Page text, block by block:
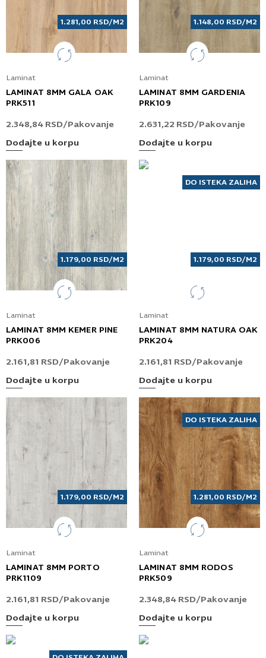
1.281,00 RSD/M2
Laminat
LAMINAT 8MM GALA OAK
PRK511
2.348,84 RSD/Pakovanje
Dodajte u korpu
1.148,00 RSD/M2
Laminat
LAMINAT 8MM GARDENIA
PRK109
2.631,22 RSD/Pakovanje
Dodajte u korpu
1.179,00 RSD/M2
Laminat
LAMINAT 8MM KEMER PINE
PRK006
2.161,81 RSD/Pakovanje
Dodajte u korpu
DO ISTEKA ZALIHA
1.179,00 RSD/M2
Laminat
LAMINAT 8MM NATURA OAK
PRK204
2.161,81 RSD/Pakovanje
Dodajte u korpu
1.179,00 RSD/M2
Laminat
LAMINAT 8MM PORTO
PRK1109
2.161,81 RSD/Pakovanje
Dodajte u korpu
DO ISTEKA ZALIHA
1.281,00 RSD/M2
Laminat
LAMINAT 8MM RODOS
PRK509
2.348,84 RSD/Pakovanje
Dodajte u korpu